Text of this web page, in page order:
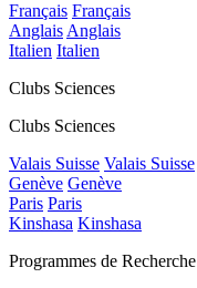
Français Français
AnglaisAnglais
Italien Italien
Clubs Sciences
Clubs Sciences
Valais Suisse Valais Suisse
Genève Genève
Paris Paris
Kinshasa Kinshasa
Programmes de Recherche